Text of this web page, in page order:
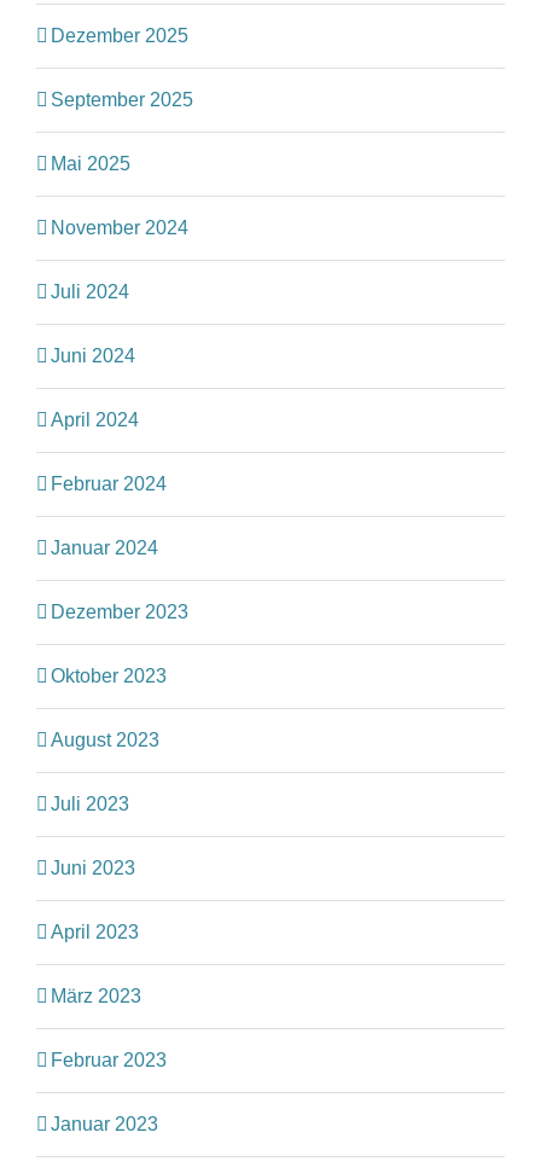
Dezember 2025
September 2025
Mai 2025
November 2024
Juli 2024
Juni 2024
April 2024
Februar 2024
Januar 2024
Dezember 2023
Oktober 2023
August 2023
Juli 2023
Juni 2023
April 2023
März 2023
Februar 2023
Januar 2023